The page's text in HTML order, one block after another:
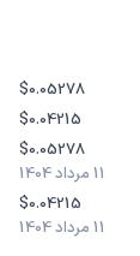
$0.05278
$0.04215
$0.05278
11 مرداد 1404
$0.04215
11 مرداد 1404